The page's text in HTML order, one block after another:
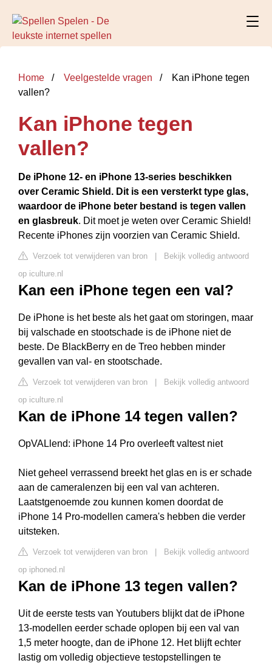
Home Veelgestelde vragen
Kan iPhone tegen
vallen?
Kan iPhone tegen
vallen?
De iPhone 12- en iPhone 13-series beschikken
over Ceramic Shield. Dit is een versterkt type glas,
waardoor de iPhone beter bestand is tegen vallen
en glasbreuk. Dit moet je weten over Ceramic Shield!
Recente iPhones zijn voorzien van Ceramic Shield.
Verzoek tot verwijderen van bron
Bekijk volledig antwoord
op iculture.nl
Kan een iPhone tegen een val?
De iPhone is het beste als het gaat om storingen, maar
bij valschade en stootschade is de iPhone niet de
beste. De BlackBerry en de Treo hebben minder
gevallen van val- en stootschade.
Verzoek tot verwijderen van bron
Bekijk volledig antwoord
op iculture.nl
Kan de iPhone 14 tegen vallen?
OpVALlend: iPhone 14 Pro overleeft valtest niet
Niet geheel verrassend breekt het glas en is er schade
aan de cameralenzen bij een val van achteren.
Laatstgenoemde zou kunnen komen doordat de
iPhone 14 Pro-modellen camera's hebben die verder
uitsteken.
Verzoek tot verwijderen van bron
Bekijk volledig antwoord
op iphoned.nl
Kan de iPhone 13 tegen vallen?
Uit de eerste tests van Youtubers blijkt dat de iPhone
13-modellen eerder schade oplopen bij een val van
1,5 meter hoogte, dan de iPhone 12. Het blijft echter
lastig om volledig objectieve testopstellingen te